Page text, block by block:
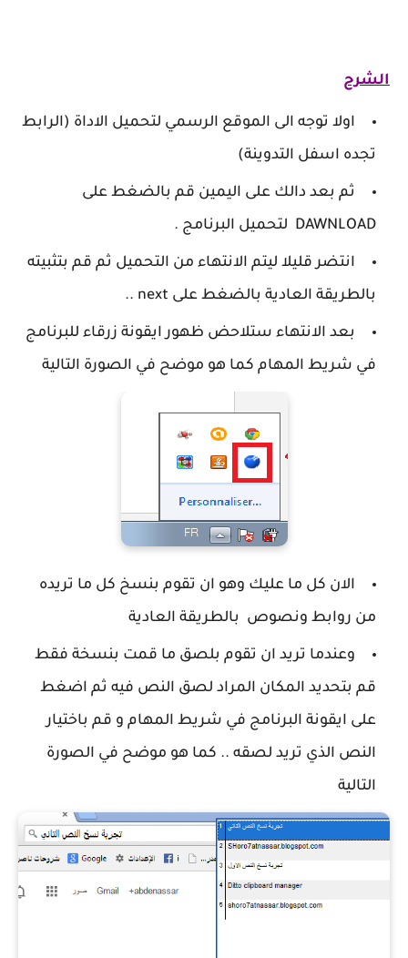
الشرح
اولا توجه الى الموقع الرسمي لتحميل الاداة (الرابط
تجده اسفل التدوينة)
ثم بعد دالك على اليمين قم بالضغط على
DAWNLOAD لتحميل البرنامج .
انتضر قليلا ليتم الانتهاء من التحميل ثم قم بتثبيته
بالطريقة العادية بالضغط على next ..
بعد الانتهاء ستلاحض ظهور ايقونة زرقاء للبرنامج
في شريط المهام كما هو موضح في الصورة التالية
الان كل ما عليك وهو ان تقوم بنسخ كل ما تريده
من روابط ونصوص بالطريقة العادية
وعندما تريد ان تقوم بلصق ما قمت بنسخة فقط
قم بتحديد المكان المراد لصق النص فيه ثم اضغط
على ايقونة البرنامج في شريط المهام و قم باختيار
النص الذي تريد لصقه .. كما هو موضح في الصورة
التالية